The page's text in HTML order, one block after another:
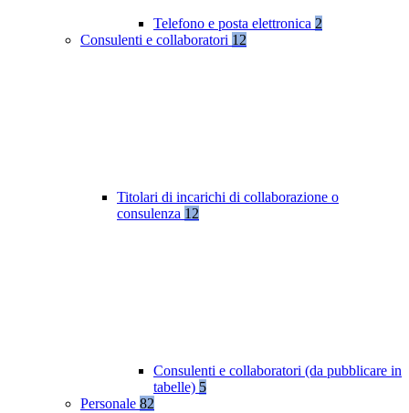
Telefono e posta elettronica 2
Consulenti e collaboratori 12
Titolari di incarichi di collaborazione o
consulenza 12
Consulenti e collaboratori (da pubblicare in
tabelle) 5
Personale 82